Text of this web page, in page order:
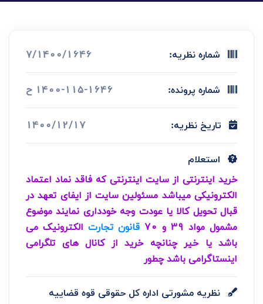
شماره نظریه: 7/1400/1646
شماره پرونده: 1400-115-1646 ح
تاریخ نظریه: 1400/12/17
استعلام
خرید اینترنتی از سایت اینترنتی که فاقد نماد اعتماد
الکترونیکی میباشد مسئولین سایت از ایفای تعهد در
قبال تحویل کالا یا عودت وجه خودداری نمایند موضوع
مشمول مواد 39 و 70
قانون تجارت الکترونیک می
باشد یا خیر چنانچه خرید از کانال های تلگرامی
اینستاگرامی باشد چطور
نظریه مشورتی اداره کل حقوقی قوه قضاییه